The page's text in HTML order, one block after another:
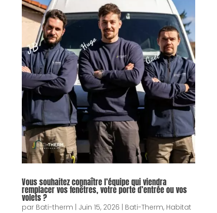
Vous souhaitez connaître l’équipe qui viendra
remplacer vos fenêtres, votre porte d’entrée ou vos
volets ?
par Bati-therm Juin 15, 2026 Bati-Therm, Habitat